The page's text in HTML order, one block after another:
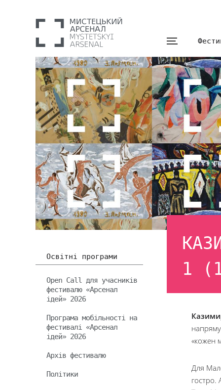
Освітні програми
Open Call для учасників
фестивалю «Арсенал
ідей» 2026
Програма мобільності на
фестивалі «Арсенал
ідей» 2026
Архів фестивалю
Політики
1
«кожен
Для
гостро.